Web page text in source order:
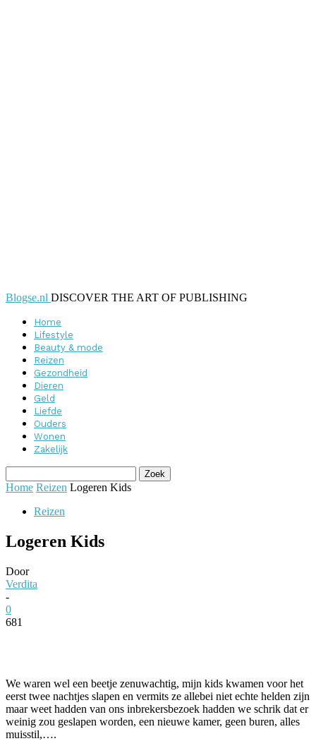
Blogse.nl DISCOVER THE ART OF PUBLISHING
Home
Lifestyle
Beauty & mode
Reizen
Gezondheid
Dieren
Geld
Liefde
Ouders
Wonen
Zakelijk
Home Reizen Logeren Kids
Reizen
Logeren Kids
Door
Verdita
-
0
681
We waren wel een beetje zenuwachtig, mijn kids kwamen voor het
eerst twee nachtjes slapen en vermits ze allebei niet echte helden zijn
maar weet hadden van ons inbrekersbezoek hadden we schrik dat er
weinig zou geslapen worden, een nieuwe kamer, geen buren, alles
muisstil,….